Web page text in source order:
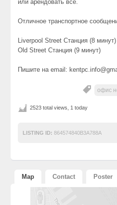
или арендовать все.
Отличное транспортное
Liverpool Street Станция (8 минут)
Old Street Станция (9 минут)
Пишите на email:
офис
2523 total views, 1 today
LISTING ID: 864574840B3A788A
Map Contact Poster